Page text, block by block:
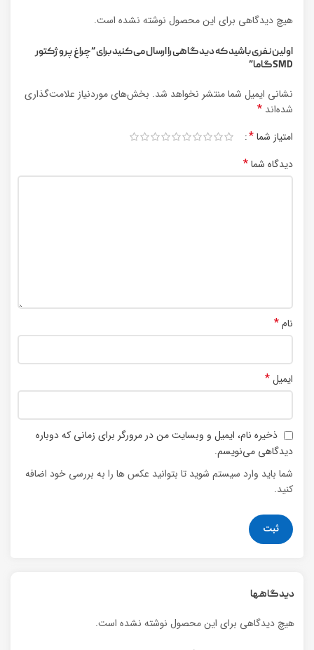
هیچ دیدگاهی برای این محصول نوشته نشده است.
اولین نفری باشید که دیدگاهی را ارسال می کنید برای “چراغ پرو ژکتور
SMDگاما”
نشانی ایمیل شما منتشر نخواهد شد. بخش‌های موردنیاز علامت‌گذاری
شده‌اند *
امتیاز شما*
دیدگاه شما*
نام*
ایمیل*
ذخیره نام، ایمیل و وبسایت من در مرورگر برای زمانی که دوباره
دیدگاهی می‌نویسم.
شما باید وارد سیستم شوید تا بتوانید عکس ها را به بررسی خود اضافه
کنید.
دیدگاهها
هیچ دیدگاهی برای این محصول نوشته نشده است.